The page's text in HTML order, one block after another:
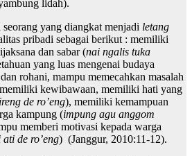
lidah).
yang diangkat menjadi letang
pribadi sebagai berikut : memiliki
dan sabar (nai ngalis tuka
yang luas mengenai budaya
rohani, mampu memecahkan masalah
kewibawaan, memiliki hati yang
de ro’eng), memiliki kemampuan
kampung (impung agu anggom
memberi motivasi kepada warga
de ro’eng) (Janggur, 2010:11-12).